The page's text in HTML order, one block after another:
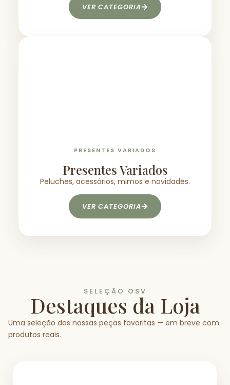
VER CATEGORIA
PRESENTES VARIADOS
Presentes Variados
Peluches, acessórios, mimos e novidades.
VER CATEGORIA
SELEÇÃO OSV
Destaques da Loja
Uma seleção das nossas peças favoritas — em breve com
produtos reais.